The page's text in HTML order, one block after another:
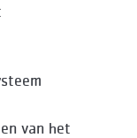
van het